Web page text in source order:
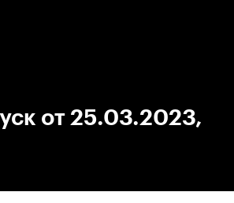
от 25.03.2023,